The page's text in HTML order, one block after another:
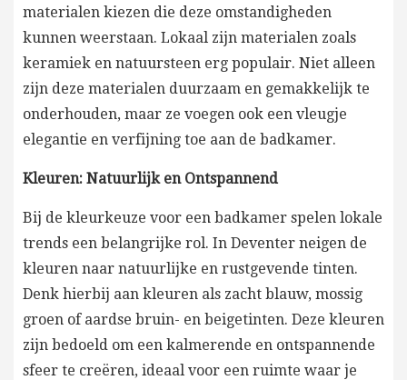
materialen kiezen die deze omstandigheden
kunnen weerstaan. Lokaal zijn materialen zoals
keramiek en natuursteen erg populair. Niet alleen
zijn deze materialen duurzaam en gemakkelijk te
onderhouden, maar ze voegen ook een vleugje
elegantie en verfijning toe aan de badkamer.
Kleuren: Natuurlijk en Ontspannend
Bij de kleurkeuze voor een badkamer spelen lokale
trends een belangrijke rol. In Deventer neigen de
kleuren naar natuurlijke en rustgevende tinten.
Denk hierbij aan kleuren als zacht blauw, mossig
groen of aardse bruin- en beigetinten. Deze kleuren
zijn bedoeld om een kalmerende en ontspannende
sfeer te creëren, ideaal voor een ruimte waar je